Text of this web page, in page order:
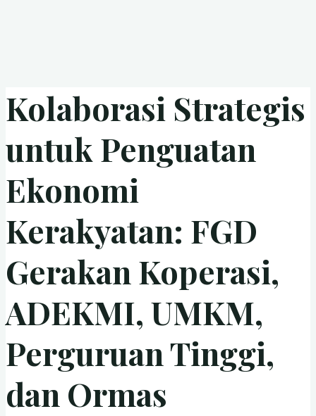
Kolaborasi Strategis
untuk Penguatan
Ekonomi
Kerakyatan: FGD
Gerakan Koperasi,
ADEKMI, UMKM,
Perguruan Tinggi,
dan Ormas